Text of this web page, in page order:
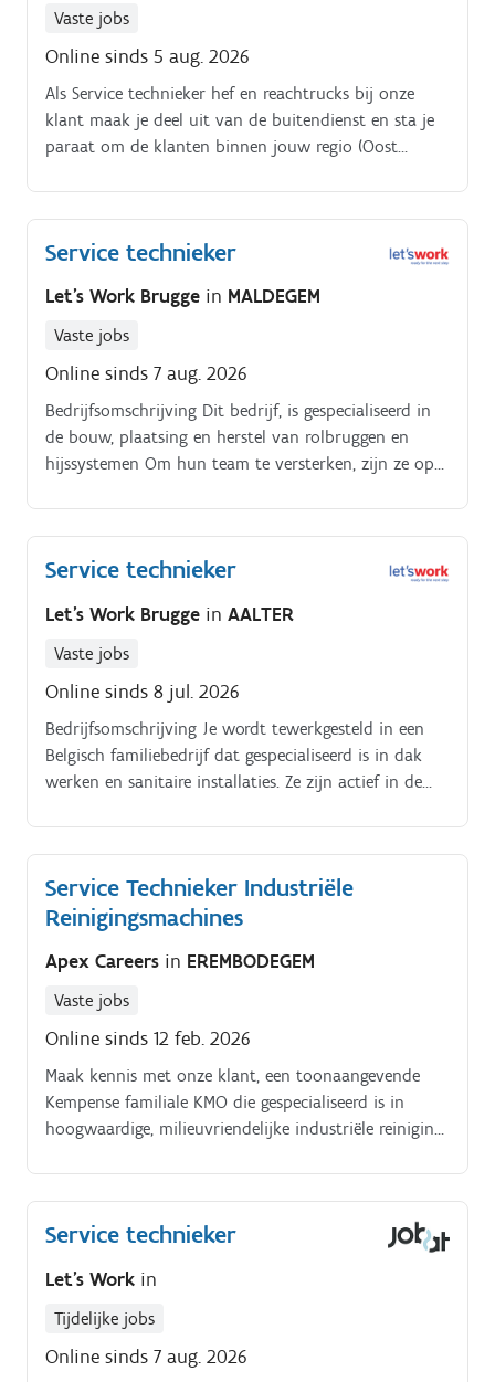
Vaste jobs
Online sinds 5 aug. 2026
Als Service technieker hef en reachtrucks bij onze
klant maak je deel uit van de buitendienst en sta je
paraat om de klanten binnen jouw regio (Oost
hun transportmiddelen. De meest voorkomende
transportmiddelen waar jij in aanraking zal komen
zijn hef en reachtrucks.
Service technieker
Let's Work Brugge in MALDEGEM
Vaste jobs
Online sinds 7 aug. 2026
Bedrijfsomschrijving Dit bedrijf, is gespecialiseerd in
de bouw, plaatsing en herstel van rolbruggen en
hijssystemen Om hun team te versterken, zijn ze op
Service technieker
Let's Work Brugge in AALTER
Vaste jobs
Online sinds 8 jul. 2026
Bedrijfsomschrijving Je wordt tewerkgesteld in een
Belgisch familiebedrijf dat gespecialiseerd is in dak
werken en sanitaire installaties. Ze zijn actief in de
appartements en villabouw.
Service Technieker Industriële
Reinigingsmachines
Apex Careers in EREMBODEGEM
Vaste jobs
Online sinds 12 feb. 2026
Maak kennis met onze klant, een toonaangevende
Kempense familiale KMO die gespecialiseerd is in
hoogwaardige, milieuvriendelijke industriële reinigings
streven zij ernaar de norm te zetten in de branche.
Service technieker
Let's Work in
Tijdelijke jobs
Online sinds 7 aug. 2026